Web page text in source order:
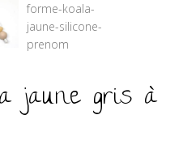
jaune gris à